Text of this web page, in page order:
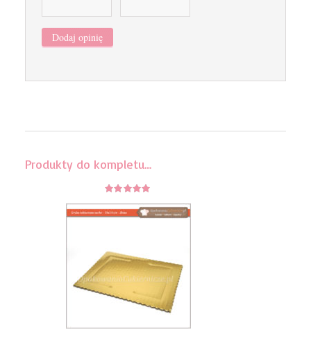
Produkty do kompletu…
5z 5